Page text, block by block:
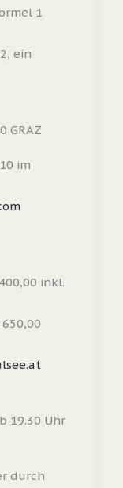
1
ein
GRAZ
im
inkl.
19.30 Uhr
durch